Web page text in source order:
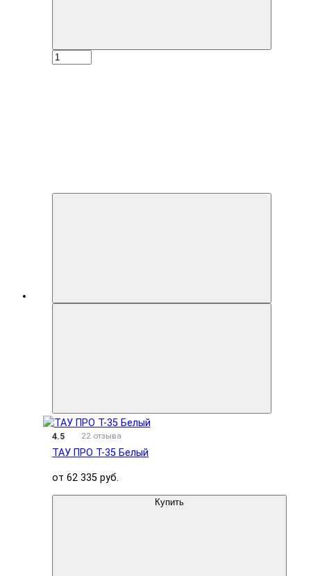
4.5 22 отзыва
ТАУ ПРО T-35 Белый
от 62 335 руб.
Купить